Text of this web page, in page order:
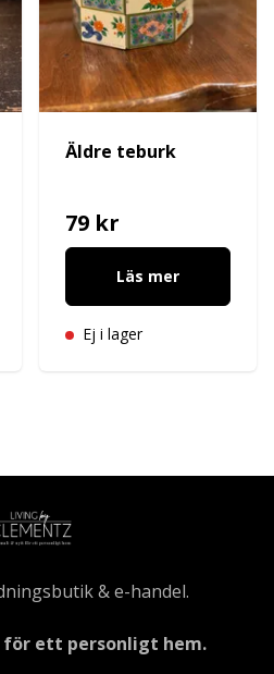
Äldre teburk
79 kr
Läs mer
Ej i lager
& e-handel.
ett personligt hem.